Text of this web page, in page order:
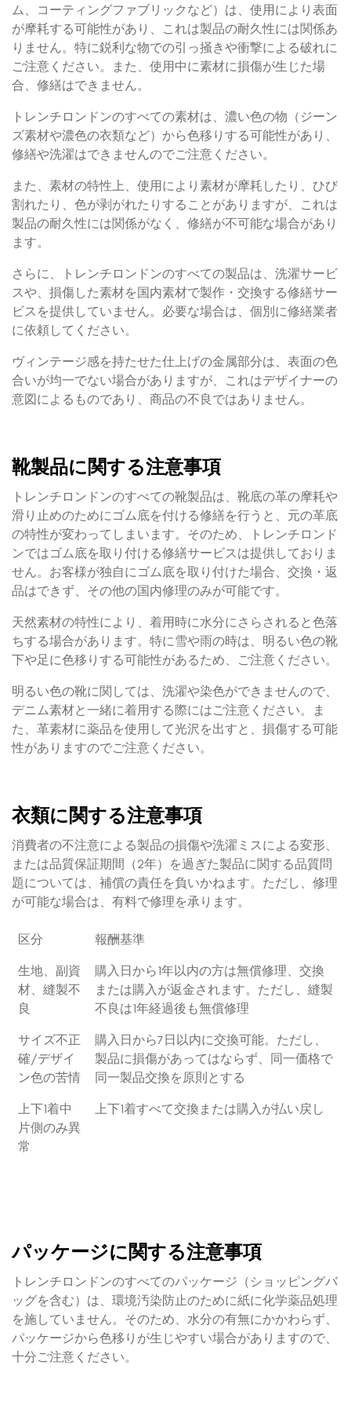
ム、コーティングファブリックなど）は、使用により表面
が摩耗する可能性があり、これは製品の耐久性には関係あ
りません。特に鋭利な物での引っ掻きや衝撃による破れに
ご注意ください。また、使用中に素材に損傷が生じた場
合、修繕はできません。
トレンチロンドンのすべての素材は、濃い色の物（ジーン
ズ素材や濃色の衣類など）から色移りする可能性があり、
修繕や洗濯はできませんのでご注意ください。
また、素材の特性上、使用により素材が摩耗したり、ひび
割れたり、色が剥がれたりすることがありますが、これは
製品の耐久性には関係がなく、修繕が不可能な場合があり
ます。
さらに、トレンチロンドンのすべての製品は、洗濯サービ
スや、損傷した素材を国内素材で製作・交換する修繕サー
ビスを提供していません。必要な場合は、個別に修繕業者
に依頼してください。
ヴィンテージ感を持たせた仕上げの金属部分は、表面の色
合いが均一でない場合がありますが、これはデザイナーの
意図によるものであり、商品の不良ではありません。
靴製品に関する注意事項
トレンチロンドンのすべての靴製品は、靴底の革の摩耗や
滑り止めのためにゴム底を付ける修繕を行うと、元の革底
の特性が変わってしまいます。そのため、トレンチロンド
ンではゴム底を取り付ける修繕サービスは提供しておりま
せん。お客様が独自にゴム底を取り付けた場合、交換・返
品はできず、その他の国内修理のみが可能です。
天然素材の特性により、着用時に水分にさらされると色落
ちする場合があります。特に雪や雨の時は、明るい色の靴
下や足に色移りする可能性があるため、ご注意ください。
明るい色の靴に関しては、洗濯や染色ができませんので、
デニム素材と一緒に着用する際にはご注意ください。ま
た、革素材に薬品を使用して光沢を出すと、損傷する可能
性がありますのでご注意ください。
衣類に関する注意事項
消費者の不注意による製品の損傷や洗濯ミスによる変形、
または品質保証期間（2年）を過ぎた製品に関する品質問
題については、補償の責任を負いかねます。ただし、修理
が可能な場合は、有料で修理を承ります。
区分 報酬基準
生地、副資
材、縫製不
良
購入日から1年以内の方は無償修理、交換
または購入が返金されます。ただし、縫製
不良は1年経過後も無償修理
サイズ不正
確/デザイ
ン色の苦情
購入日から7日以内に交換可能。ただし、
製品に損傷があってはならず、同一価格で
同一製品交換を原則とする
上下1着中
片側のみ異
常
上下1着すべて交換または購入が払い戻し
パッケージに関する注意事項
トレンチロンドンのすべてのパッケージ（ショッピングバ
ッグを含む）は、環境汚染防止のために紙に化学薬品処理
を施していません。そのため、水分の有無にかかわらず、
パッケージから色移りが生じやすい場合がありますので、
十分ご注意ください。